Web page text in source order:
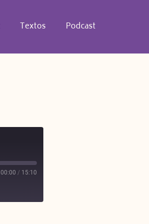
Textos Podcast
00:00 / 15:10